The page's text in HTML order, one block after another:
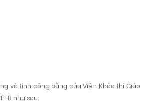
và tính công bằng của Viện Khảo thí Giáo
như sau: